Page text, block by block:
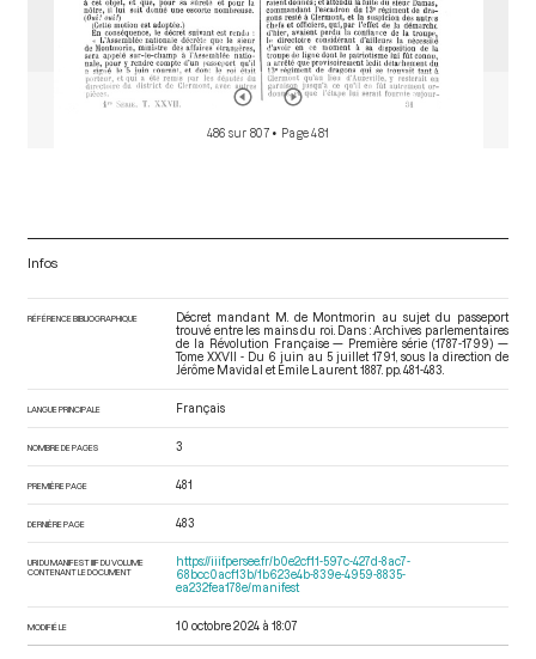
486 sur 807 • Page 481
Infos
RÉFÉRENCE BIBLIOGRAPHIQUE
Décret mandant M. de Montmorin au sujet du passeport
trouvé entre les mains du roi. Dans : Archives parlementaires
de la Révolution Française — Première série (1787-1799) —
Tome XXVII - Du 6 juin au 5 juillet 1791 , sous la direction de
Jérôme Mavidal et Emile Laurent. 1887. pp. 481-483.
LANGUE PRINCIPALE Français
NOMBRE DE PAGES 3
PREMIÈRE PAGE 481
DERNIÈRE PAGE 483
URI DU MANIFEST IIIF DU VOLUME
CONTENANT LE DOCUMENT
https://iiif.persee.fr/b0e2cf11-597c-427d-8ac7-
68bcc0acf13b/1b623e4b-839e-4959-8835-
ea232fea178e/manifest
MODIFIÉ LE 10 octobre 2024 à 18:07